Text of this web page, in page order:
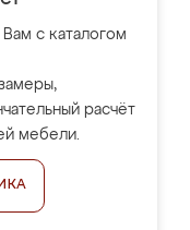
с каталогом
расчёт
мебели.